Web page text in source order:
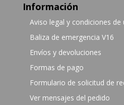
Información
Aviso legal y condiciones de
Baliza de emergencia V16
Envíos y devoluciones
Formas de pago
Formulario de solicitud de
Ver mensajes del pedido